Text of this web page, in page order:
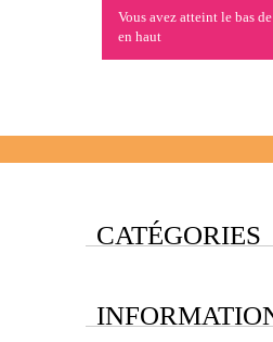
Vous avez atteint le bas
en haut
CATÉGORIES